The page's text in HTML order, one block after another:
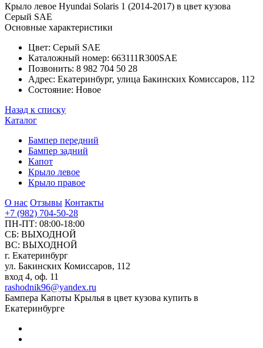
Крыло левое Hyundai Solaris 1 (2014-2017) в цвет кузова
Серый SAE
Основные характеристики
Цвет: Серый SAE
Каталожный номер: 663111R300SAE
Позвонить: 8 982 704 50 28
Адрес: Екатеринбург, улица Бакинских Комиссаров, 112
Состояние: Новое
Назад к списку
Каталог
Бампер передний
Бампер задний
Капот
Крыло левое
Крыло правое
О нас Отзывы Контакты
+7 (982) 704-50-28
ПН-ПТ: 08:00-18:00
СБ: ВЫХОДНОЙ
ВС: ВЫХОДНОЙ
г. Екатеринбург
ул. Бакинских Комиссаров, 112
вход 4, оф. 11
rashodnik96@yandex.ru
Бампера Капоты Крылья в цвет кузова купить в
Екатеринбурге